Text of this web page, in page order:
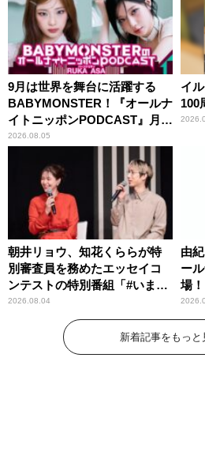
9月は世界を舞台に活躍する
BABYMONSTER！『オールナ
イトニッポンPODCAST』月替
わりパーソナリティ
2026.08.05
イ
100
朝井リョウ、知花くららが特
別審査員を務めたエッセイコ
ンテストの特別番組「#いまあ
なたに伝えたいこと」
2026.08.04
由
ー
場！
新着記事をもっと